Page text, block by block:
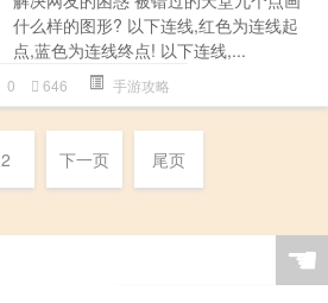
什么样的图形? 以下连线,红色为连线起
点,蓝色为连线终点! 以下连线,...
0 646 手游攻略
2 下一页 尾页
☚